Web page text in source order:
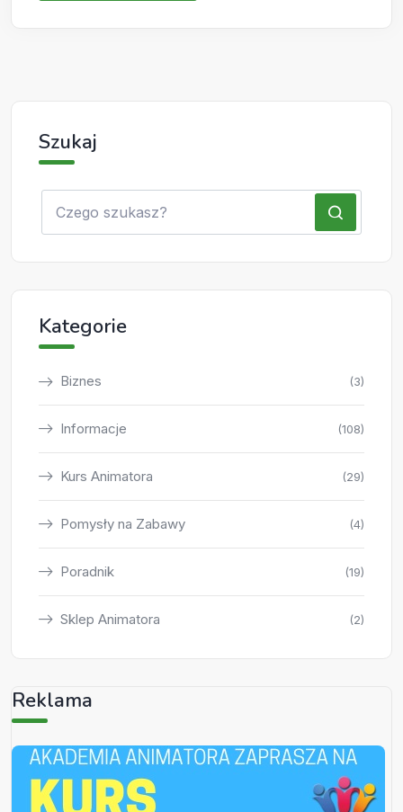
Szukaj
Kategorie
Biznes (3)
Informacje (108)
Kurs Animatora (29)
Pomysły na Zabawy (4)
Poradnik (19)
Sklep Animatora (2)
Reklama